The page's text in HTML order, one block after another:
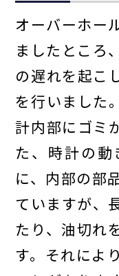
コーポレ
オーバーホー
ましたところ
の遅れを起こ
を行いました
計内部にゴミ
た、時計の
に、内部の部
ていますが、
たり、油切れ
す。それによ